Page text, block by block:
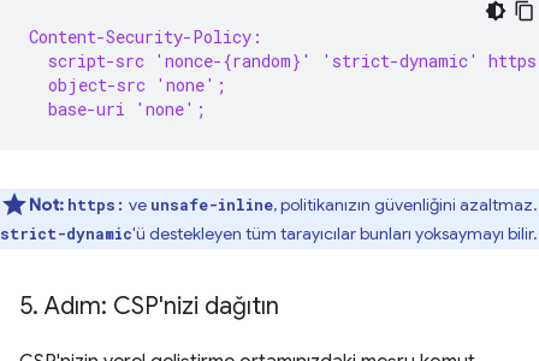
Content-Security-Policy:
script-src 'nonce-{random}' 'strict-dynamic'
  object-src 'none';
  base-uri 'none';
Not: https: ve unsafe-inline, politikanızın güvenliğini azaltmaz.
strict-dynamic'ü destekleyen tüm tarayıcılar bunları yoksaymayı bilir.
5. Adım: CSP'nizi dağıtın